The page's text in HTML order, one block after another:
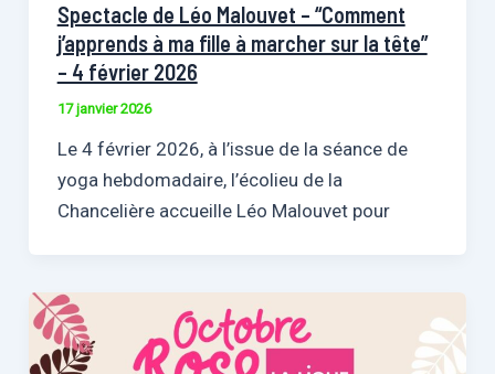
Spectacle de Léo Malouvet – “Comment
j’apprends à ma fille à marcher sur la tête”
– 4 février 2026
17 janvier 2026
Le 4 février 2026, à l’issue de la séance de
yoga hebdomadaire, l’écolieu de la
Chancelière accueille Léo Malouvet pour